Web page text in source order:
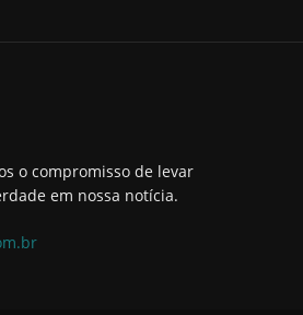
o compromisso de levar
em nossa notícia.